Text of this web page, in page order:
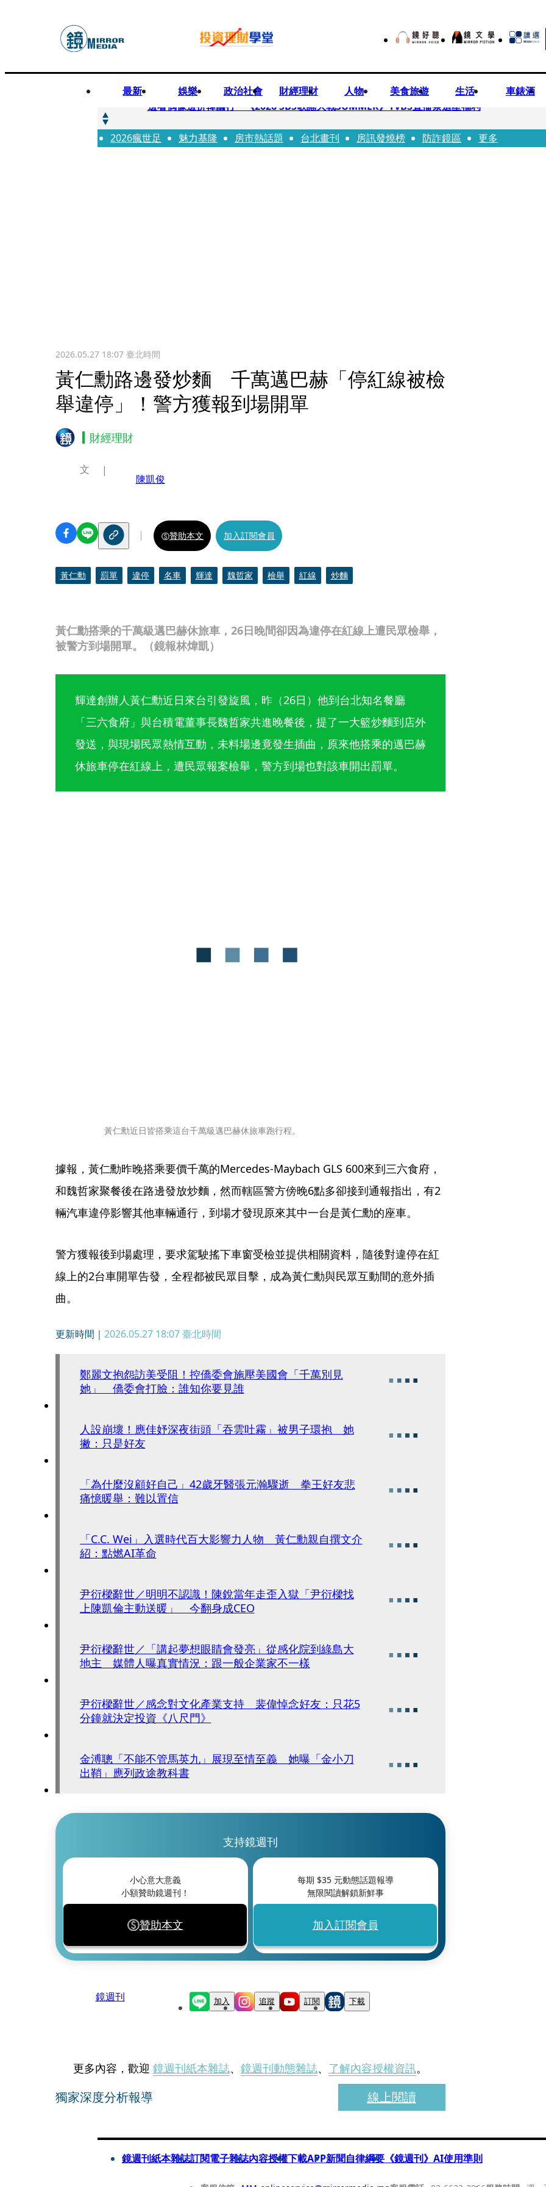
最新 娛樂 政治社會 財經理財 人物 美食旅遊 生活 車錶酒
快訊
邊看偶像邊拚韓國行 《2026 SBS歌謠大戰SUMMER》TVBS直播祭追星福利
快訊
代誌大條火急跳船？ 宏碁派任李文詳接掌兆基屋管2天就喊撤出！
2026瘋世足 魅力基隆 房市熱話題 台北畫刊 房訊發燒榜 防詐鏡區 更多
2026.05.27 18:07臺北時間
黃仁勳路邊發炒麵 千萬邁巴赫「停紅線被檢
舉違停」！警方獲報到場開單
財經理財
黃仁勳搭乘的千萬級邁巴赫休旅車，26日晚間卻因為違停在紅線上遭民眾檢舉，
被警方到場開單。（鏡報林煒凱）
文
陳凱俊
贊助本文 加入訂閱會員
黃仁勳 罰單 違停 名車 輝達 魏哲家 檢舉 紅線 炒麵
輝達創辦人黃仁勳近日來台引發旋風，昨（26日）他到台北知名餐廳
「三六食府」與台積電董事長魏哲家共進晚餐後，提了一大籃炒麵到店外
發送，與現場民眾熱情互動，未料場邊竟發生插曲，原來他搭乘的邁巴赫
休旅車停在紅線上，遭民眾報案檢舉，警方到場也對該車開出罰單。
黃仁勳近日皆搭乘這台千萬級邁巴赫休旅車跑行程。
據報，黃仁勳昨晚搭乘要價千萬的Mercedes-Maybach GLS 600來到三六食府，
和魏哲家聚餐後在路邊發放炒麵，然而轄區警方傍晚6點多卻接到通報指出，有2
輛汽車違停影響其他車輛通行，到場才發現原來其中一台是黃仁勳的座車。
警方獲報後到場處理，要求駕駛搖下車窗受檢並提供相關資料，隨後對違停在紅
線上的2台車開單告發，全程都被民眾目擊，成為黃仁勳與民眾互動間的意外插
曲。
更新時間｜ 2026.05.27 18:07臺北時間
鄭麗文抱怨訪美受阻！控僑委會施壓美國會「千萬別見
她」 僑委會打臉：誰知你要見誰
人設崩壞！應佳妤深夜街頭「吞雲吐霧」被男子環抱 她
撇：只是好友
「為什麼沒顧好自己」42歲牙醫張元瀚驟逝 拳王好友悲
痛憶暖舉：難以置信
「C.C. Wei」入選時代百大影響力人物 黃仁勳親自撰文介
紹：點燃AI革命
尹衍樑辭世／明明不認識！陳銳當年走歪入獄「尹衍樑找
上陳凱倫主動送暖」 今翻身成CEO
尹衍樑辭世／「講起夢想眼睛會發亮」從感化院到綠島大
地主 媒體人曝真實情況：跟一般企業家不一樣
尹衍樑辭世／感念對文化產業支持 裴偉悼念好友：只花5
分鐘就決定投資《八尺門》
金溥聰「不能不管馬英九」展現至情至義 她曝「金小刀
出鞘」應列政途教科書
支持鏡週刊
小心意大意義
小額贊助鏡週刊！
贊助本文
每期 $35元動態話題報導
無限閱讀解鎖新鮮事
加入訂閱會員
鏡週刊 加入 追蹤 訂閱 下載
更多內容，歡迎 鏡週刊紙本雜誌、 鏡週刊動態雜誌、 了解內容授權資訊。
獨家深度分析報導 線上閱讀
鏡週刊紙本雜誌訂閱電子雜誌內容授權下載APP新聞自律綱要 《鏡週刊》AI使用準則